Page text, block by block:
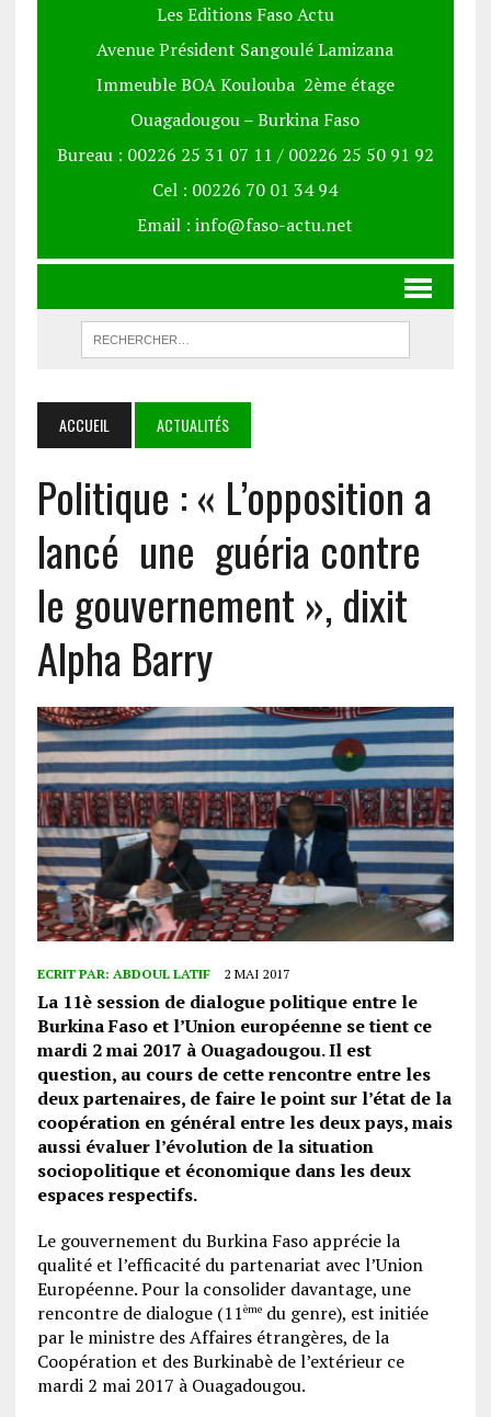
Les Editions Faso Actu
Avenue Président Sangoulé Lamizana
Immeuble BOA Koulouba 2ème étage
Ouagadougou – Burkina Faso
Bureau : 00226 25 31 07 11 / 00226 25 50 91 92
Cel : 00226 70 01 34 94
Email : info@faso-actu.net
ACCUEIL ACTUALITÉS
Politique : « L’opposition a
lancé une guéria contre
le gouvernement », dixit
Alpha Barry
ECRIT PAR: ABDOUL LATIF 2 MAI 2017
La 11è session de dialogue politique entre le
Burkina Faso et l’Union européenne se tient ce
mardi 2 mai 2017 à Ouagadougou. Il est
question, au cours de cette rencontre entre les
deux partenaires, de faire le point sur l’état de la
coopération en général entre les deux pays, mais
aussi évaluer l’évolution de la situation
sociopolitique et économique dans les deux
espaces respectifs.
Le gouvernement du Burkina Faso apprécie la
qualité et l’efficacité du partenariat avec l’Union
Européenne. Pour la consolider davantage, une
rencontre de dialogue (11èmedu genre), est initiée
par le ministre des Affaires étrangères, de la
Coopération et des Burkinabè de l’extérieur ce
mardi 2 mai 2017 à Ouagadougou.